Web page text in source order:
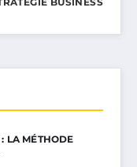
LA MÉTHODE